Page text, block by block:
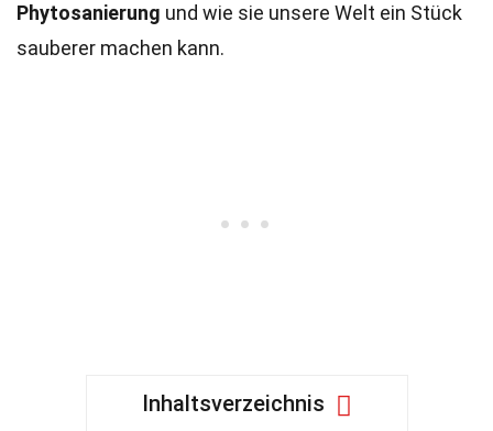
Phytosanierung und wie sie unsere Welt ein Stück
sauberer machen kann.
Inhaltsverzeichnis